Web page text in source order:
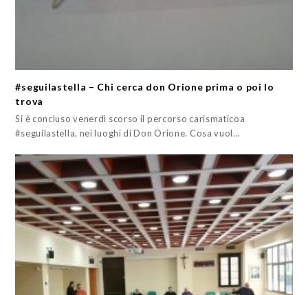
#seguilastella – Chi cerca don Orione prima o poi lo
trova
Si è concluso venerdì scorso il percorso carismaticoa
#seguilastella, nei luoghi di Don Orione. Cosa vuol…